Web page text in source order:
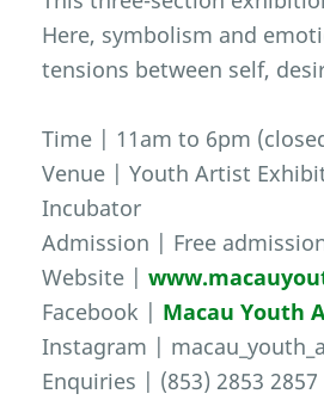
Here, symbolism and
tensions between self,
Time | 11am to 6pm
Venue | Youth Artist
Incubator
Admission | Free
Website |
Facebook | Macau Youth
Instagram |
Enquiries | (853) 2853